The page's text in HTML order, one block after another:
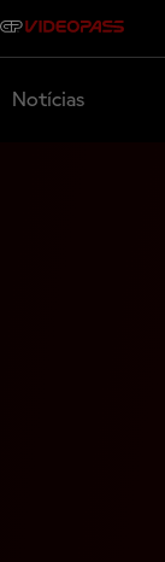
Notícias